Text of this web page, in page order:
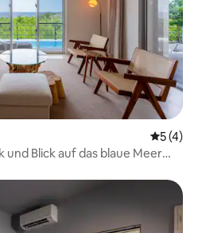
5 (4)
und Blick auf das blaue Meer